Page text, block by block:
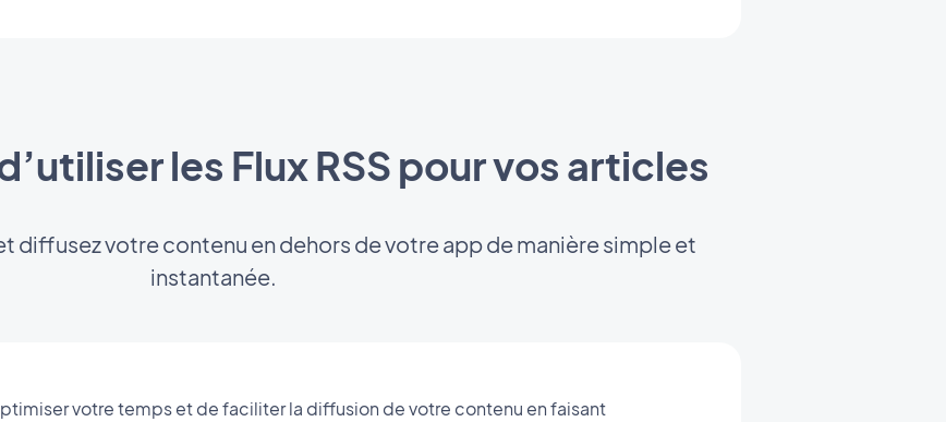
les Flux RSS pour vos articles
diffusez votre contenu en dehors de votre app de manière simple et
instantanée.
votre temps et de faciliter la diffusion de votre contenu en faisant